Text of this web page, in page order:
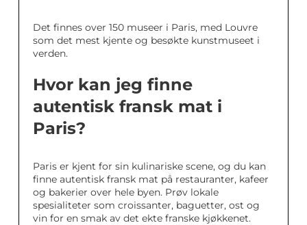
Det finnes over 150 museer i Paris, med Louvre
som det mest kjente og besøkte kunstmuseet i
verden.
Hvor kan jeg finne
autentisk fransk mat i
Paris?
Paris er kjent for sin kulinariske scene, og du kan
finne autentisk fransk mat på restauranter, kafeer
og bakerier over hele byen. Prøv lokale
spesialiteter som croissanter, baguetter, ost og
vin for en smak av det ekte franske kjøkkenet.